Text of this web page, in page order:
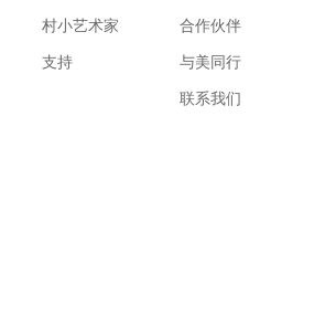
村小艺术家
支持
合作伙伴
与美同行
联系我们